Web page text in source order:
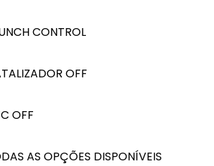
CONTROL
OFF
OFF
AS OPÇÕES DISPONÍVEIS